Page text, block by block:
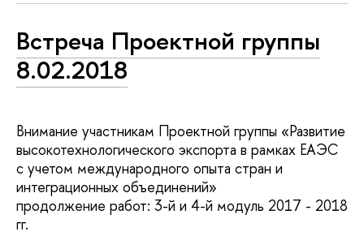
Встреча Проектной группы
8.02.2018
Внимание участникам Проектной группы «Развитие
высокотехнологического экспорта в рамках ЕАЭС
с учетом международного опыта стран и
интеграционных объединений»
продолжение работ: 3-й и 4-й модуль 2017 - 2018
гг.